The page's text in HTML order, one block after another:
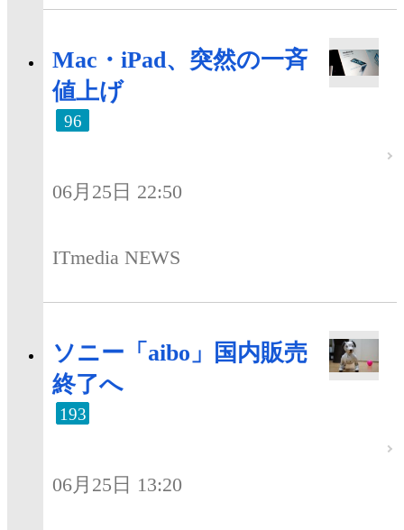
Mac・iPad、突然の一斉
値上げ
96
06月25日 22:50
ITmedia NEWS
ソニー「aibo」国内販売
終了へ
193
06月25日 13:20